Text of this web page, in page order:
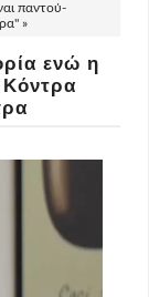
παντού-
»
ενώ η